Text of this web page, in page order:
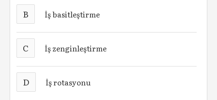
B İş basitleştirme
C İş zenginleştirme
D İş rotasyonu